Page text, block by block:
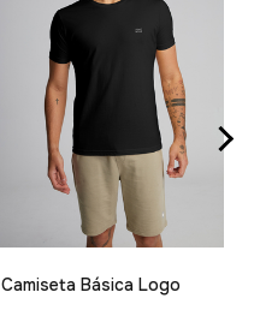
Camiseta Básica Logo